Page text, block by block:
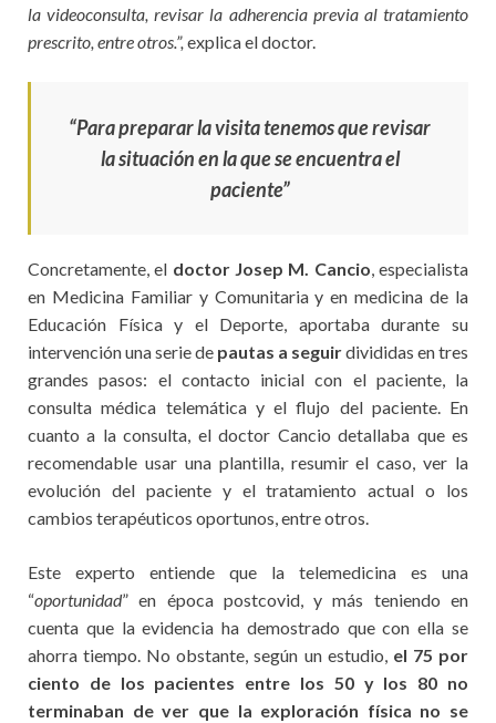
la videoconsulta, revisar la adherencia previa al tratamiento
prescrito, entre otros.”, explica el doctor.
“Para preparar la visita tenemos que revisar
la situación en la que se encuentra el
paciente”
Concretamente, el doctor Josep M. Cancio, especialista
en Medicina Familiar y Comunitaria y en medicina de la
Educación Física y el Deporte, aportaba durante su
intervención una serie de pautas a seguirdivididas en tres
grandes pasos: el contacto inicial con el paciente, la
consulta médica telemática y el flujo del paciente. En
cuanto a la consulta, el doctor Cancio detallaba que es
recomendable usar una plantilla, resumir el caso, ver la
evolución del paciente y el tratamiento actual o los
cambios terapéuticos oportunos, entre otros.
Este experto entiende que la telemedicina es una
“oportunidad” en época postcovid, y más teniendo en
cuenta que la evidencia ha demostrado que con ella se
ahorra tiempo. No obstante, según un estudio, el 75 por
ciento de los pacientes entre los 50 y los 80 no
terminaban de ver que la exploración física no se